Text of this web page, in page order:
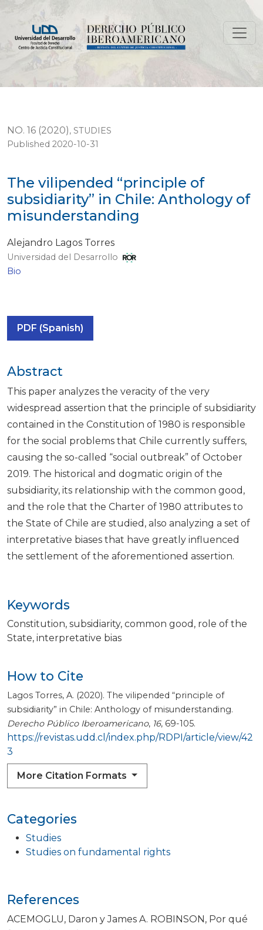
The vilipended “principle of subsidiarity” in Chile:
NO. 16 (2020), STUDIES
The vilipended “principle of
subsidiarity” in Chile: Anthology of
misunderstanding
Published 2020-10-31
Alejandro Lagos Torres
Universidad del Desarrollo
Bio
PDF (Spanish)
Keywords
Constitution subsidiarity common good role of the
State interpretative bias
Categories
Studies
Studies on fundamental rights
How to Cite
Lagos Torres, A. (2020). The vilipended “principle of
subsidiarity” in Chile: Anthology of misunderstanding.
Derecho Público Iberoamericano, 16, 69-105.
https://revistas.udd.cl/index.php/RDPI/article/view/42
3
More Citation Formats
Abstract
This paper analyzes the veracity of the very
widespread assertion that the principle of subsidiarity
contained in the Constitution of 1980 is responsible
for the social problems that Chile currently suffers,
causing the so-called “social outbreak” of October
2019. The historical and dogmatic origin of the
subsidiarity, its relationship with the common good,
and the role that the Charter of 1980 attributes to
the State of Chile are studied, also analyzing a set of
interpretative biases that have greatly influenced
the settlement of the aforementioned assertion.
References
ACEMOGLU, Daron y James A. ROBINSON, Por qué